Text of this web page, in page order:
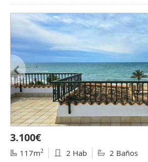
3.100€
117m2 2 Hab 2 Baños